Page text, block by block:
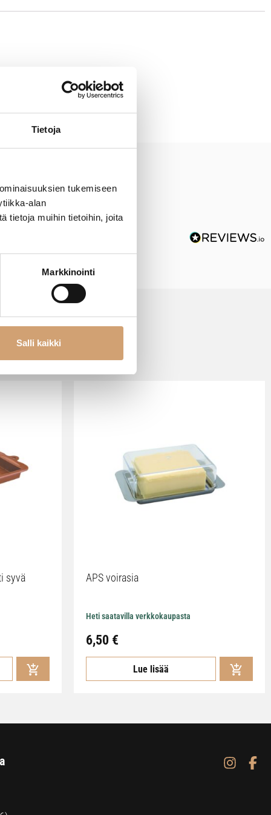
Tietoja
tukemiseen
alan
tietoja muihin tietoihin, joita
Markkinointi
Salli kaikki
astianpesukoneessa.
syvä APS voirasia
Heti saatavilla verkkokaupasta
6,50 €
Lue lisää